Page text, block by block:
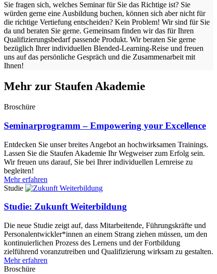
Sie fragen sich, welches Seminar für Sie das Richtige ist? Sie
würden gerne eine Ausbildung buchen, können sich aber nicht für
die richtige Vertiefung entscheiden? Kein Problem! Wir sind für Sie
da und beraten Sie gerne. Gemeinsam finden wir das für Ihren
Qualifizierungsbedarf passende Produkt. Wir beraten Sie gerne
bezüglich Ihrer individuellen Blended-Learning-Reise und freuen
uns auf das persönliche Gespräch und die Zusammenarbeit mit
Ihnen!
Mehr zur Staufen Akademie
Broschüre
Seminarprogramm – Empowering your Excellence
Entdecken Sie unser breites Angebot an hochwirksamen Trainings.
Lassen Sie die Staufen Akademie Ihr Wegweiser zum Erfolg sein.
Wir freuen uns darauf, Sie bei Ihrer individuellen Lernreise zu
begleiten!
Mehr erfahren
Studie
Studie: Zukunft Weiterbildung
Die neue Studie zeigt auf, dass Mitarbeitende, Führungskräfte und
Personalentwickler*innen an einem Strang ziehen müssen, um den
kontinuierlichen Prozess des Lernens und der Fortbildung
zielführend voranzutreiben und Qualifizierung wirksam zu gestalten.
Mehr erfahren
Broschüre